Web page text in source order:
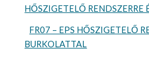
HŐSZIGETELŐ RENDSZERRE
FR07 – EPS HŐSZIGETELŐ
BURKOLATTAL